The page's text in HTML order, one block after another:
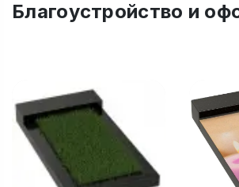
Благоустройство и